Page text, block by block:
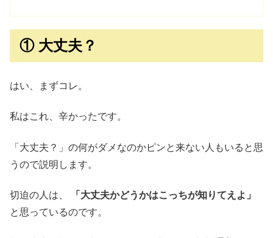
① 大丈夫？
はい、まずコレ。
私はこれ、辛かったです。
「大丈夫？」の何がダメなのかピンと来ない人もいると思
うので説明します。
切迫の人は、
「大丈夫かどうかはこっちが知りてえよ」
と思っているのです。